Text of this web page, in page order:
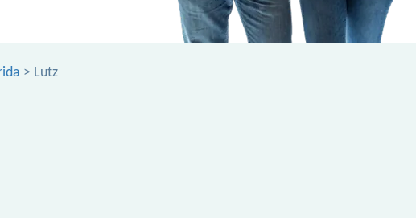
> Lutz